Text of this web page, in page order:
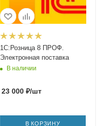
1С:Розница 8 ПРОФ.
Электронная поставка
В наличии
23 000₽/шт
В КОРЗИНУ